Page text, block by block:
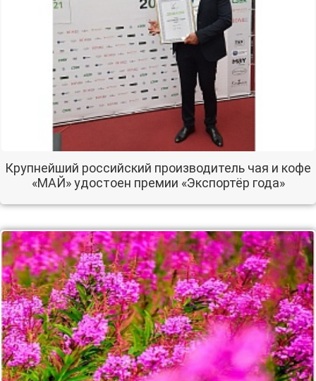
Крупнейший российский производитель чая и кофе
«МАЙ» удостоен премии «Экспортёр года»